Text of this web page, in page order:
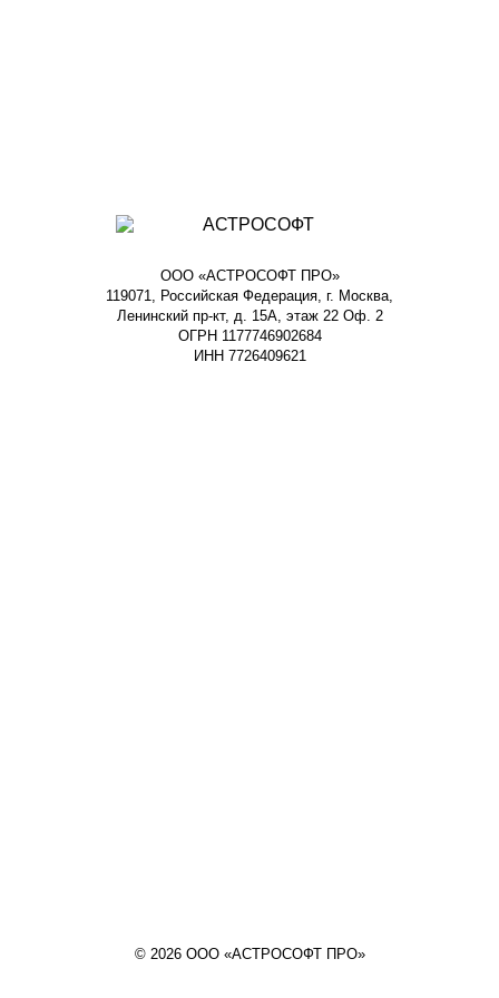
ООО «АСТРОСОФТ ПРО»
119071, Российская Федерация, г. Москва,
Ленинский пр-кт, д. 15А, этаж 22 Оф. 2
ОГРН 1177746902684
ИНН 7726409621
© 2026 ООО «АСТРОСОФТ ПРО»